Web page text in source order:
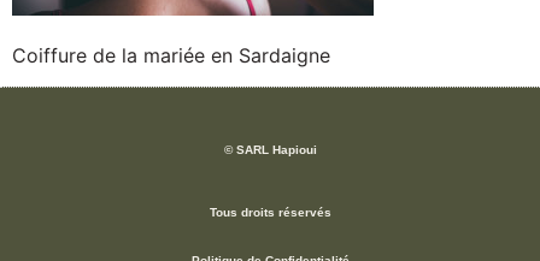
Coiffure de la mariée en Sardaigne
© SARL Hapioui
Tous droits réservés